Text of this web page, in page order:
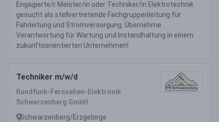
Engagierte/r Meister/in oder Techniker/in Elektrotechnik
gesucht als stellvertretende Fachgruppenleitung für
Fahrleitung und Stromversorgung. Übernehme
Verantwortung für Wartung und Instandhaltung in einem
zukunftsorientierten Unternehmen!
Techniker m/w/d
Rundfunk-Fernsehen-Elektronik
Schwarzenberg GmbH
Schwarzenberg/Erzgebirge